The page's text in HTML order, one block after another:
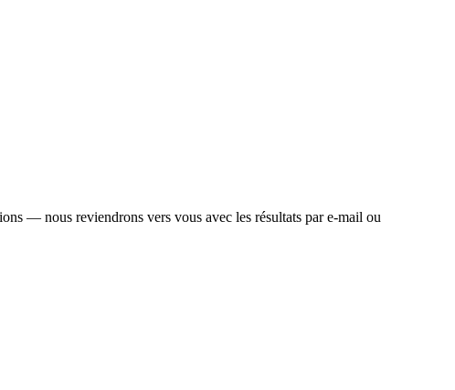
— nous reviendrons vers vous avec les résultats par e-mail ou